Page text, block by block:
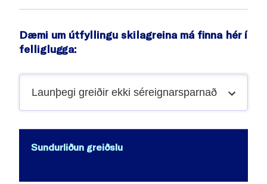
notendanafn
lykilorð
netskil@live.is
Hér netskil@live.is
Dæmi um útfyllingu skilagreina má finna hér í
felliglugga:
Launþegi greiðir ekki séreignarsparnað
Sundurliðun greiðslu